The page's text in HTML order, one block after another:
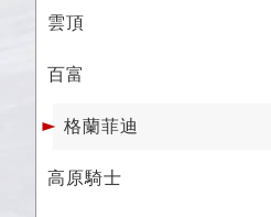
雲頂
百富
格蘭菲迪
高原騎士